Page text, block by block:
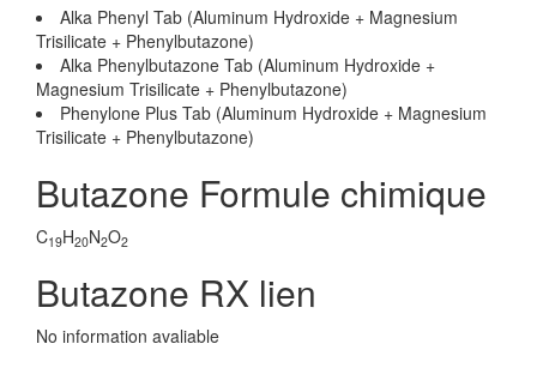
Alka Phenyl Tab (Aluminum Hydroxide + Magnesium
Trisilicate + Phenylbutazone)
Alka Phenylbutazone Tab (Aluminum Hydroxide +
Magnesium Trisilicate + Phenylbutazone)
Phenylone Plus Tab (Aluminum Hydroxide + Magnesium
Trisilicate + Phenylbutazone)
Butazone Formule chimique
C19H20N2O2
Butazone RX lien
No information avaliable